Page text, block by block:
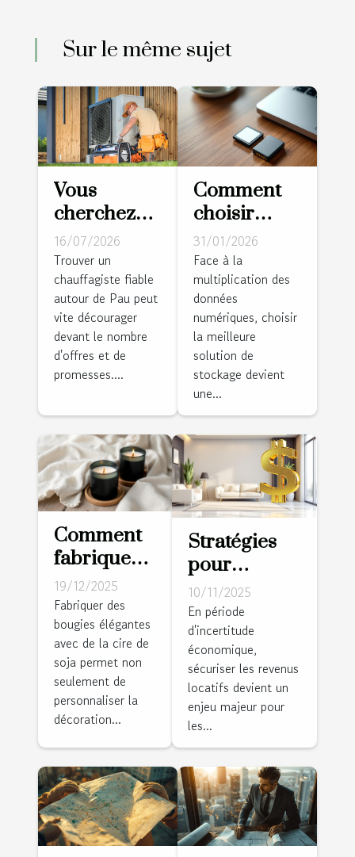
Sur le même sujet
Vous
cherchez
un
chauffagiste
à Pau ?
Cette
équipe
locale
installe
pompe à
chaleur sur
mesure !
16/07/2026
Trouver un
chauffagiste fiable
autour de Pau peut
vite décourager
devant le nombre
d'offres et de
promesses....
Comment
choisir
entre carte
mémoire
SD et
disque dur
pour
sécuriser
vos
données ?
31/01/2026
Face à la
multiplication des
données
numériques, choisir
la meilleure
solution de
stockage devient
une...
Comment
fabriquer
des
bougies
élégantes
avec de la
cire de soja
?
19/12/2025
Fabriquer des
bougies élégantes
avec de la cire de
soja permet non
seulement de
personnaliser la
décoration...
Stratégies
pour
sécuriser les
revenus
locatifs en
période
d'incertitude
économique
10/11/2025
En période
d'incertitude
économique,
sécuriser les revenus
locatifs devient un
enjeu majeur pour
les...